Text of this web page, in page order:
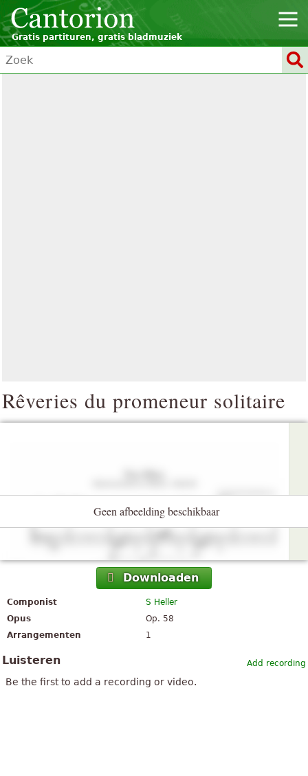
Gratis partituren, gratis bladmuziek
Rêveries du promeneur solitaire
Geen afbeelding beschikbaar
Downloaden
Componist
S Heller
Opus
Op. 58
Arrangementen
1
Add recording
Luisteren
Be the first to add a recording or video.